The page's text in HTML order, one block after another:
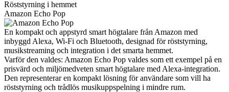
Röststyrning i hemmet
Amazon Echo Pop
En kompakt och appstyrd smart högtalare från Amazon med
inbyggd Alexa, Wi-Fi och Bluetooth, designad för röststyrning,
musikstreaming och integration i det smarta hemmet.
Varför den valdes: Amazon Echo Pop valdes som ett exempel på en
prisvärd och miljömedveten smart högtalare med Alexa-integration.
Den representerar en kompakt lösning för användare som vill ha
röststyrning och trådlös musikuppspelning i mindre rum.